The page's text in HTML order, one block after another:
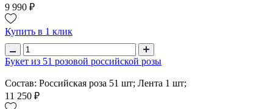
9 990 ₽
Купить в 1 клик
Букет из 51 розовой российской розы
Состав: Российская роза 51 шт; Лента 1 шт;
11 250 ₽